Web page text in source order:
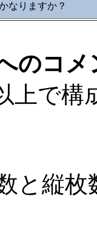
なりますか？
のコメ
上で
と縦